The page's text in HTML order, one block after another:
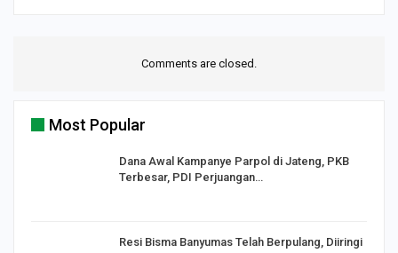
Comments are closed.
Most Popular
Dana Awal Kampanye Parpol di Jateng, PKB
Terbesar, PDI Perjuangan…
Resi Bisma Banyumas Telah Berpulang, Diiringi